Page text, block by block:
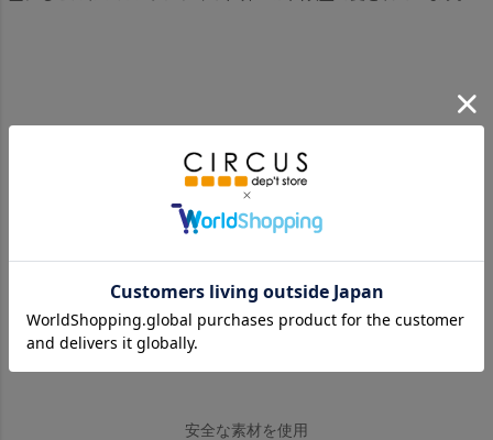
ママの声から生まれたブランド
2007年に誕生したオーストラリア生まれのお食事アイテ
ムb.box（ビーボックス）。 現在、オーストラリアでは
取り扱い店舗が2,000店を超える、大人気ブランドです。
その人気はオーストラリアにとどまらず、世界35ヵ国以
上で知られるブランドに成長しました。
安全な素材を使用